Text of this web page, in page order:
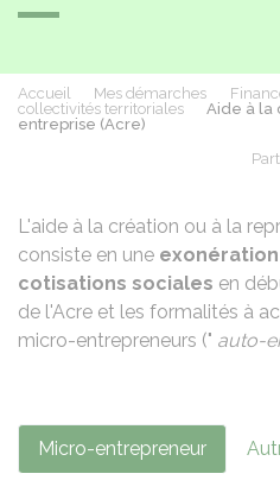
Accueil Mes démarches
collectivités territoriales
Aide à la
entreprise (Acre)
L'aide à la création ou à la
consiste en une
cotisations sociales en
de l'Acre et les formalités à
micro-entrepreneurs (" auto-
Micro-entrepreneur